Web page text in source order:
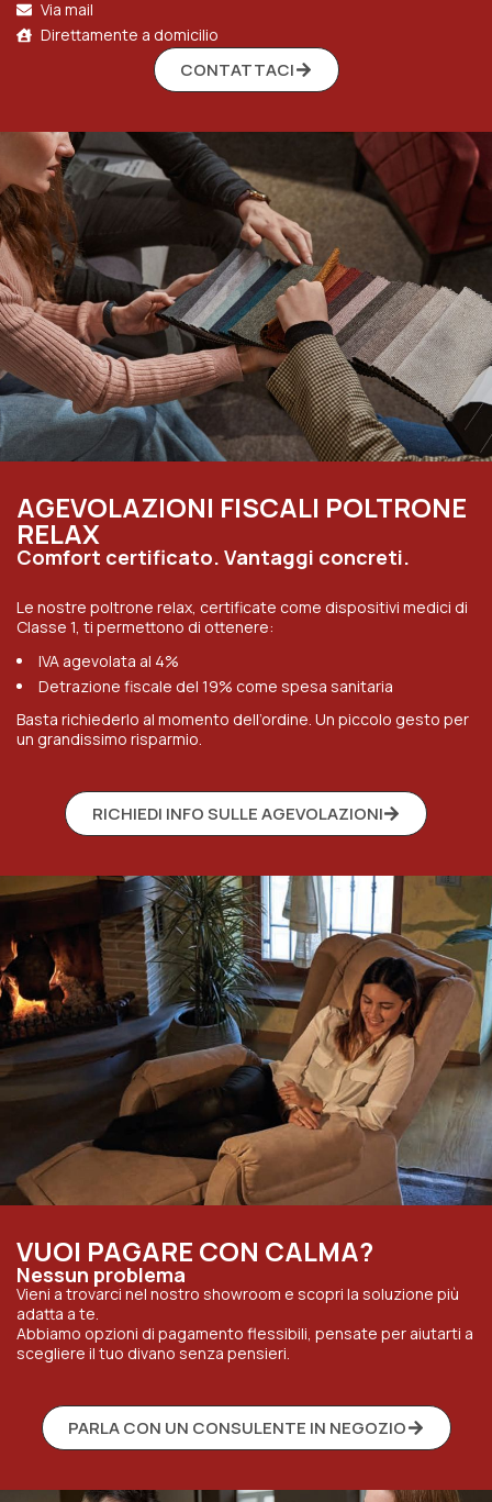
Via mail
Direttamente a domicilio
CONTATTACI
AGEVOLAZIONI FISCALI POLTRONE
RELAX
Comfort certificato. Vantaggi concreti.
Le nostre poltrone relax, certificate come dispositivi medici di
Classe 1, ti permettono di ottenere:
IVA agevolata al 4%
Detrazione fiscale del 19% come spesa sanitaria
Basta richiederlo al momento dell’ordine. Un piccolo gesto per
un grandissimo risparmio.
RICHIEDI INFO SULLE AGEVOLAZIONI
VUOI PAGARE CON CALMA?
Nessun problema
Vieni a trovarci nel nostro showroom e scopri la soluzione più
adatta a te.
Abbiamo opzioni di pagamento flessibili, pensate per aiutarti a
scegliere il tuo divano senza pensieri.
PARLA CON UN CONSULENTE IN NEGOZIO